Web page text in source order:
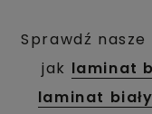
Sprawdź
jak laminat
laminat biały